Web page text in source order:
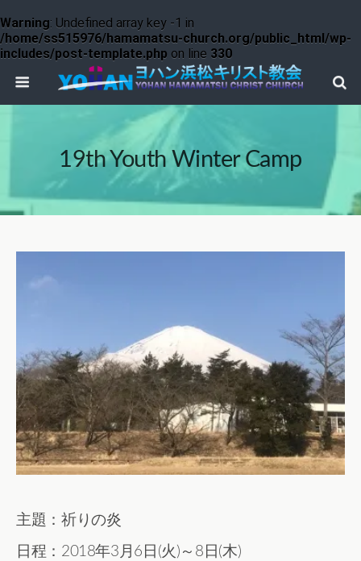
Warning: Undefined array key -1 in
/home/ss515976/hamamatsu-church.org/public_html/wp-
includes/post-template.php on line 330
19th Youth Winter Camp
主題：祈りの炎
日程：2018年3月6日(火)～8日(木)